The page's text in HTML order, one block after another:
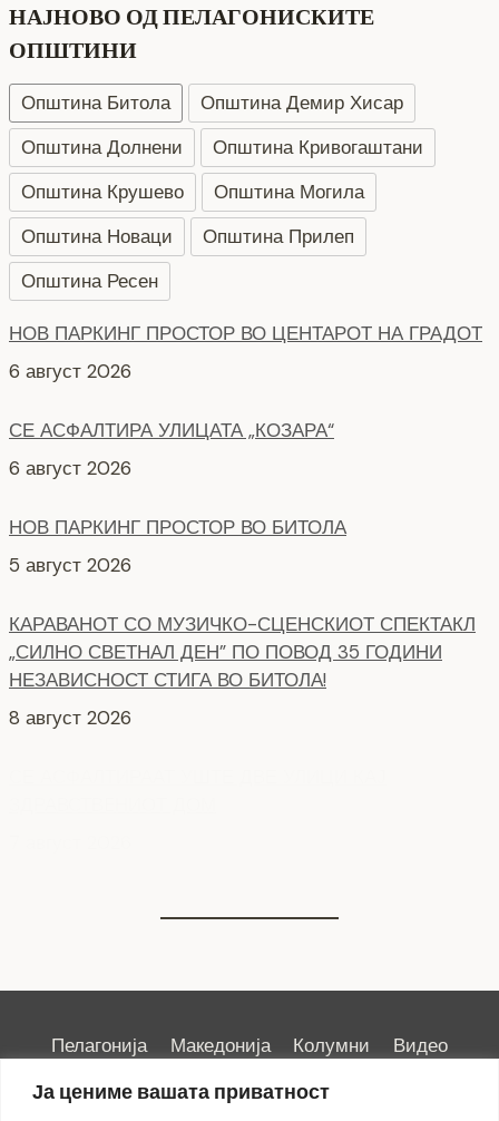
Ја цениме вашата приватност
НАЈНОВО ОД ПЕЛАГОНИСКИТЕ
ОПШТИНИ
Општина Битола
Општина Демир Хисар
Општина Долнени
Општина Кривогаштани
Општина Крушево
Општина Могила
Општина Новаци
Општина Прилеп
Општина Ресен
НОВ ПАРКИНГ ПРОСТОР ВО ЦЕНТАРОТ НА ГРАДОТ
6 август 2026
СЕ АСФАЛТИРА УЛИЦАТА „КОЗАРА“
6 август 2026
НОВ ПАРКИНГ ПРОСТОР ВО БИТОЛА
5 август 2026
КАРАВАНОТ СО МУЗИЧКО-СЦЕНСКИОТ СПЕКТАКЛ
„СИЛНО СВЕТНАЛ ДЕН” ПО ПОВОД 35 ГОДИНИ
НЕЗАВИСНОСТ СТИГА ВО БИТОЛА!
8 август 2026
Пелагонија Македонија Колумни
Видео
Емисии
Култура Здравје
Занимливости